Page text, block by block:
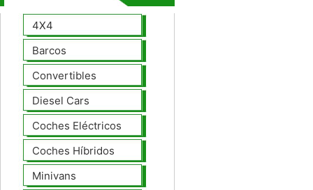
4X4
Barcos
Convertibles
Diesel Cars
Coches Eléctricos
Coches Híbridos
Minivans